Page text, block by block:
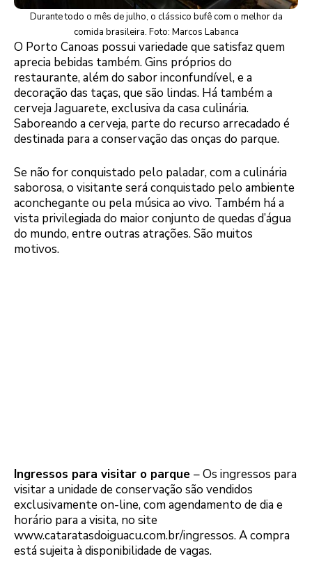
Durante todo o mês de julho, o clássico bufê com o melhor da
comida brasileira. Foto: Marcos Labanca
O Porto Canoas possui variedade que satisfaz quem
aprecia bebidas também. Gins próprios do
restaurante, além do sabor inconfundível, e a
decoração das taças, que são lindas. Há também a
cerveja Jaguarete, exclusiva da casa culinária.
Saboreando a cerveja, parte do recurso arrecadado é
destinada para a conservação das onças do parque.
Se não for conquistado pelo paladar, com a culinária
saborosa, o visitante será conquistado pelo ambiente
aconchegante ou pela música ao vivo. Também há a
vista privilegiada do maior conjunto de quedas d’água
do mundo, entre outras atrações. São muitos
motivos.
Ingressos para visitar o parque – Os ingressos para
visitar a unidade de conservação são vendidos
exclusivamente on-line, com agendamento de dia e
horário para a visita, no site
www.cataratasdoiguacu.com.br/ingressos. A compra
está sujeita à disponibilidade de vagas.